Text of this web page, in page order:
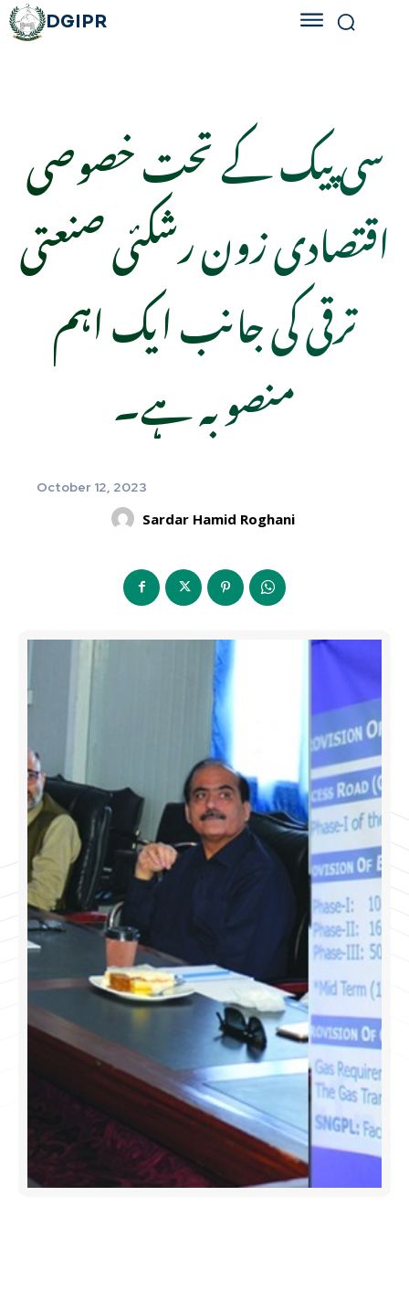
DGIPR
سی پیک کے تحت خصوصی
اقتصادی زون رشکئی صنعتی
ترقی کی جانب ایک اہم
منصوبہ ہے۔
October 12, 2023
Sardar Hamid Roghani